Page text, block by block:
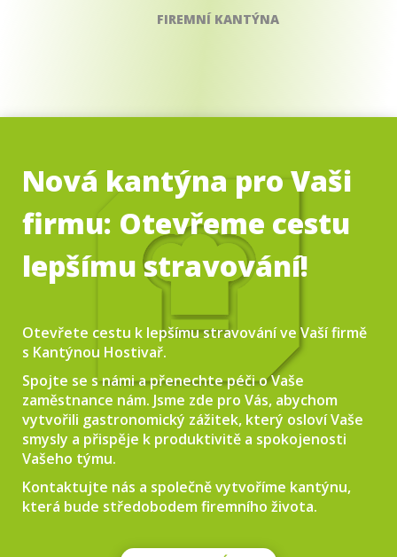
FIREMNÍ KANTÝNA
Nová kantýna pro Vaši
firmu: Otevřeme cestu
lepšímu stravování!
Otevřete cestu k lepšímu stravování ve Vaší firmě
s Kantýnou Hostivař.
Spojte se s námi a přenechte péči o Vaše
zaměstnance nám. Jsme zde pro Vás, abychom
vytvořili gastronomický zážitek, který osloví Vaše
smysly a přispěje k produktivitě a spokojenosti
Vašeho týmu.
Kontaktujte nás a společně vytvoříme kantýnu,
která bude středobodem firemního života.